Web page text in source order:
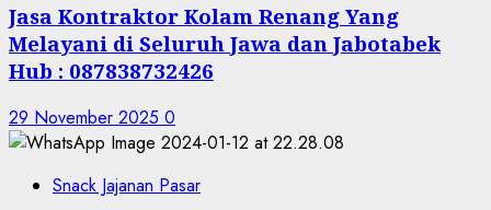
Jasa Kontraktor Kolam Renang Yang
Melayani di Seluruh Jawa dan Jabotabek
Hub : 087838732426
29 November 2025 0
Snack Jajanan Pasar